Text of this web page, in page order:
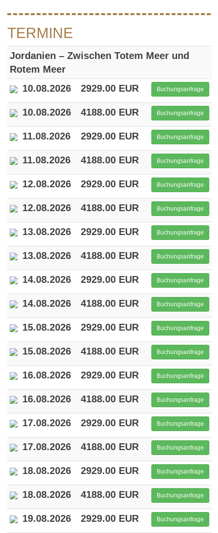
TERMINE
Jordanien – Zwischen Totem Meer und
Rotem Meer
10.08.2026
2929.00 EUR Buchungsanfrage
10.08.2026 4188.00 EUR Buchungsanfrage
11.08.2026 2929.00 EUR Buchungsanfrage
11.08.2026 4188.00 EUR Buchungsanfrage
12.08.2026 2929.00 EUR Buchungsanfrage
12.08.2026 4188.00 EUR Buchungsanfrage
13.08.2026 2929.00 EUR Buchungsanfrage
13.08.2026 4188.00 EUR Buchungsanfrage
14.08.2026 2929.00 EUR Buchungsanfrage
14.08.2026 4188.00 EUR Buchungsanfrage
15.08.2026 2929.00 EUR Buchungsanfrage
15.08.2026 4188.00 EUR Buchungsanfrage
16.08.2026 2929.00 EUR Buchungsanfrage
16.08.2026 4188.00 EUR Buchungsanfrage
17.08.2026 2929.00 EUR Buchungsanfrage
17.08.2026 4188.00 EUR Buchungsanfrage
18.08.2026 2929.00 EUR Buchungsanfrage
18.08.2026 4188.00 EUR Buchungsanfrage
19.08.2026 2929.00 EUR Buchungsanfrage